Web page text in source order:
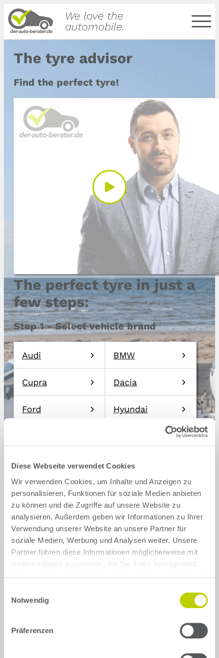
Diese Webseite verwendet Cookies
Wir verwenden Cookies, um Inhalte und Anzeigen zu
personalisieren, Funktionen für soziale Medien anbieten
zu können und die Zugriffe auf unsere Website zu
analysieren. Außerdem geben wir Informationen zu Ihrer
Verwendung unserer Website an unsere Partner für
soziale Medien, Werbung und Analysen weiter. Unsere
Partner führen diese Informationen möglicherweise mit
weiteren Daten zusammen, die Sie ihnen bereitgestellt
Notwendig
Präferenzen
We love the
automobile.
The tyre advisor
Find the perfect tyre!
The perfect tyre in just a
few steps:
Step 1 - Select vehicle brand
Audi BMW
Cupra Dacia
Ford Hyundai
Skoda Tesla
Toyota VW
Show all brands